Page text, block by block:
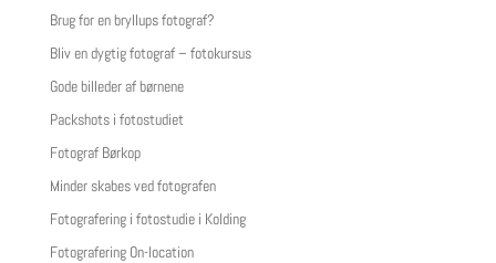
Brug for en bryllups fotograf?
Bliv en dygtig fotograf – fotokursus
Gode billeder af børnene
Packshots i fotostudiet
Fotograf Børkop
Minder skabes ved fotografen
Fotografering i fotostudie i Kolding
Fotografering On-location